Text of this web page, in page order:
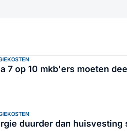
7 op 10 mkb'ers moeten
duurder dan